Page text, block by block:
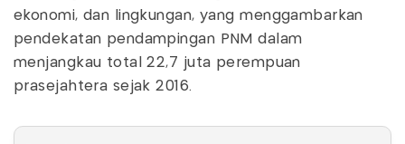
ekonomi, dan lingkungan, yang menggambarkan
pendekatan pendampingan PNM dalam
menjangkau total 22,7 juta perempuan
prasejahtera sejak 2016.